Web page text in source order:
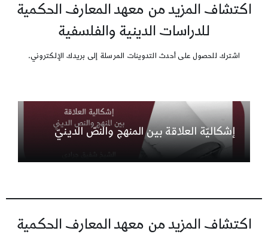
اكتشاف المزيد من معهد المعارف الحكمية
للدراسات الدينية والفلسفية
اشترك للحصول على أحدث التدوينات المرسلة إلى بريدك الإلكتروني.
إشكاليّة العلاقة بين المنهج والنصّ الدينيّ
اكتشاف المزيد من معهد المعارف الحكمية